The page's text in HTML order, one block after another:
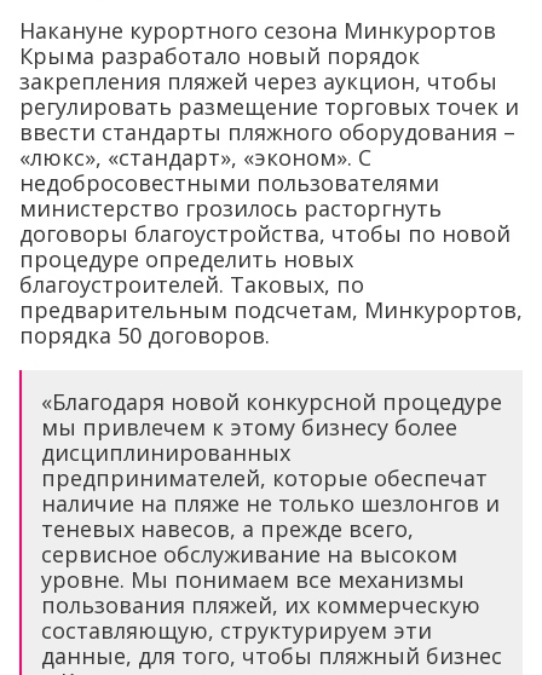
Накануне курортного сезона Минкурортов
Крыма разработало новый порядок
закрепления пляжей через аукцион, чтобы
регулировать размещение торговых точек и
ввести стандарты пляжного оборудования –
«люкс», «стандарт», «эконом». С
недобросовестными пользователями
министерство грозилось расторгнуть
договоры благоустройства, чтобы по новой
процедуре определить новых
благоустроителей. Таковых, по
предварительным подсчетам, Минкурортов,
порядка 50 договоров.
«Благодаря новой конкурсной процедуре
мы привлечем к этому бизнесу более
дисциплинированных
предпринимателей, которые обеспечат
наличие на пляже не только шезлонгов и
теневых навесов, а прежде всего,
сервисное обслуживание на высоком
уровне. Мы понимаем все механизмы
пользования пляжей, их коммерческую
составляющую, структурируем эти
данные, для того, чтобы пляжный бизнес